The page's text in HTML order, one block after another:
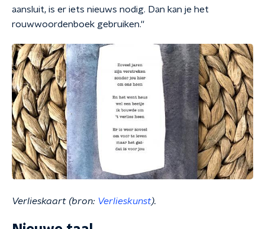
aansluit, is er iets nieuws nodig. Dan kan je het
rouwwoordenboek gebruiken.''
Verlieskaart (bron: Verlieskunst).